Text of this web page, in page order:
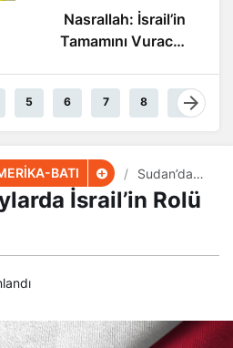
Nasrallah: İsrail’in
Tamamını Vuracak
5 6 7 8 9
BATI
Sudan’daki
Olaylarda
İsrail’in Rolü
İsrail’in Rolü